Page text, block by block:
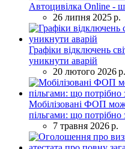
Автоцивілка Online -
26 липня 2025 р.
Графіки відключень
уникнути аварій
20 лютого 2026 р.
Мобілізовані ФОП
пільгами: що потрібно
7 травня 2026 р.